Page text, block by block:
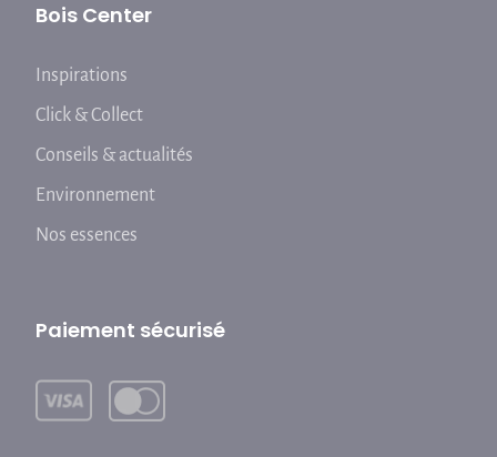
Bois Center
Inspirations
Click & Collect
Conseils & actualités
Environnement
Nos essences
Paiement sécurisé